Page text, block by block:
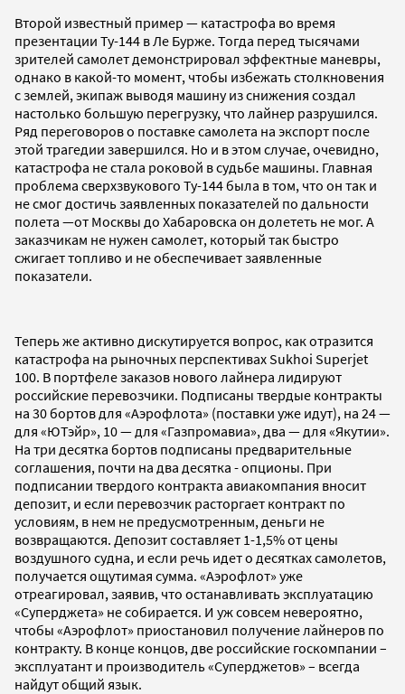
Второй известный пример — катастрофа во время
презентации Ту-144 в Ле Бурже. Тогда перед тысячами
зрителей самолет демонстрировал эффектные маневры,
однако в какой-то момент, чтобы избежать столкновения
с землей, экипаж выводя машину из снижения создал
настолько большую перегрузку, что лайнер разрушился.
Ряд переговоров о поставке самолета на экспорт после
этой трагедии завершился. Но и в этом случае, очевидно,
катастрофа не стала роковой в судьбе машины. Главная
проблема сверхзвукового Ту-144 была в том, что он так и
не смог достичь заявленных показателей по дальности
полета —от Москвы до Хабаровска он долететь не мог. А
заказчикам не нужен самолет, который так быстро
сжигает топливо и не обеспечивает заявленные
показатели.
Теперь же активно дискутируется вопрос, как отразится
катастрофа на рыночных перспективах Sukhoi Superjet
100. В портфеле заказов нового лайнера лидируют
российские перевозчики. Подписаны твердые контракты
на 30 бортов для «Аэрофлота» (поставки уже идут), на 24 —
для «ЮТэйр», 10 — для «Газпромавиа», два — для «Якутии».
На три десятка бортов подписаны предварительные
соглашения, почти на два десятка - опционы. При
подписании твердого контракта авиакомпания вносит
депозит, и если перевозчик расторгает контракт по
условиям, в нем не предусмотренным, деньги не
возвращаются. Депозит составляет 1-1,5% от цены
воздушного судна, и если речь идет о десятках самолетов,
получается ощутимая сумма. «Аэрофлот» уже
отреагировал, заявив, что останавливать эксплуатацию
«Суперджета» не собирается. И уж совсем невероятно,
чтобы «Аэрофлот» приостановил получение лайнеров по
контракту. В конце концов, две российские госкомпании –
эксплуатант и производитель «Суперджетов» – всегда
найдут общий язык.